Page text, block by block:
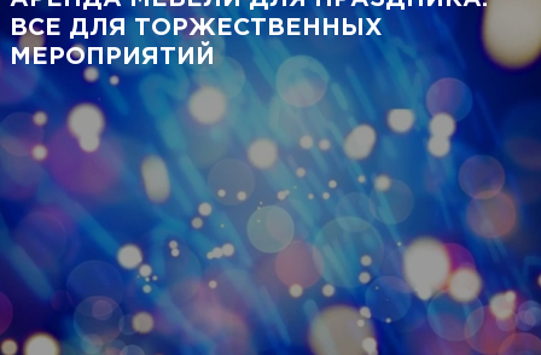
ВСЕ ДЛЯ ТОРЖЕСТВЕННЫХ
МЕРОПРИЯТИЙ